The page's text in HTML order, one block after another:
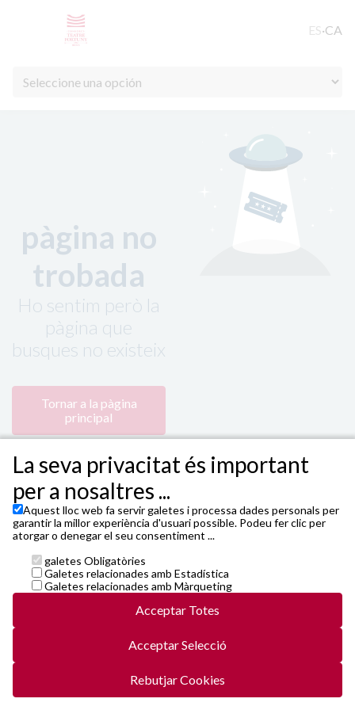
ES·CA
pàgina no
trobada
Ho sentim però la
pàgina que
busques no existeix
Tornar a la pàgina
principal
Powered by 4Tickets,
Prim, 4 - 43201 Reus
Janto Ticketing Software. All rights reserved,2026
Condicions generals i cookies
5web5/vals/v5-r6-20250522-release20b.js
La seva privacitat és important
per a nosaltres ...
Aquest lloc web fa servir galetes i processa dades personals per
garantir la millor experiència d'usuari possible. Podeu fer clic per
atorgar o denegar el seu consentiment ...
galetes Obligatòries
Galetes relacionades amb Estadística
Galetes relacionades amb Màrqueting
Acceptar Totes
Acceptar Selecció
Rebutjar Cookies